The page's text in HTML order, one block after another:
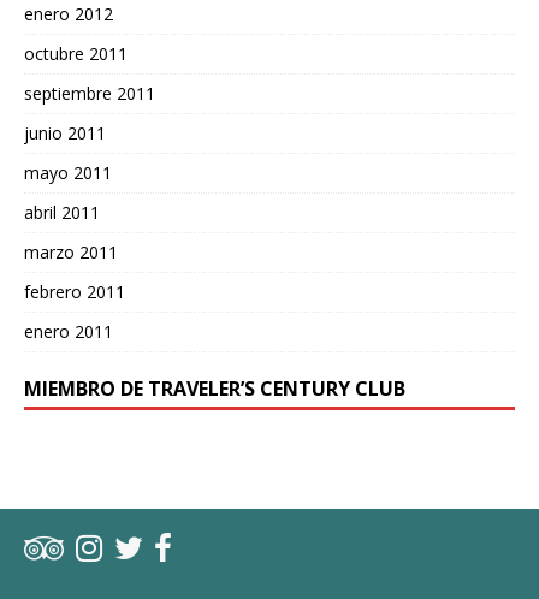
enero 2012
octubre 2011
septiembre 2011
junio 2011
mayo 2011
abril 2011
marzo 2011
febrero 2011
enero 2011
MIEMBRO DE TRAVELER’S CENTURY CLUB